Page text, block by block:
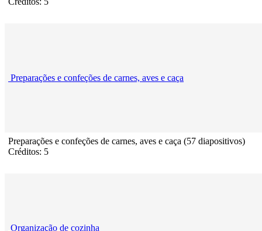
Preparações e confeções de carnes, aves e caça
Preparações e confeções de carnes, aves e caça (57 diapositivos)
Créditos: 5
Organização de cozinha